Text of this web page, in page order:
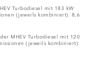
Turbodiesel mit 183 kW
(jeweils kombiniert): 8,6
MHEV Turbodiesel mit 120
(jeweils kombiniert):